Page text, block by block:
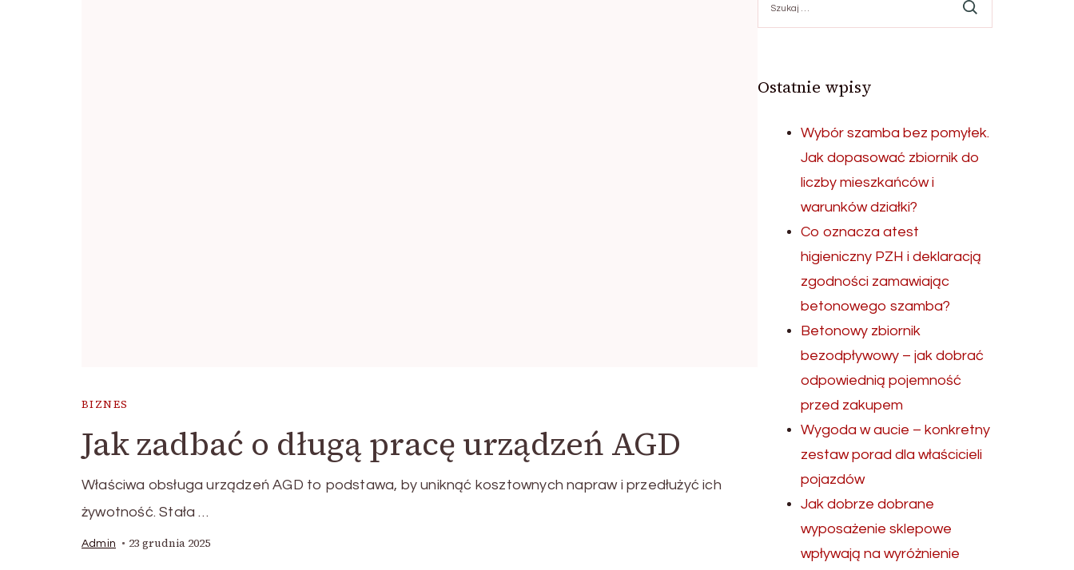
BIZNES
Jak zadbać o długą pracę urządzeń AGD
Właściwa obsługa urządzeń AGD to podstawa, by uniknąć kosztownych napraw i przedłużyć ich
żywotność. Stała …
Admin 23 grudnia 2025
Ostatnie wpisy
Wybór szamba bez pomyłek.
Jak dopasować zbiornik do
liczby mieszkańców i
warunków działki?
Co oznacza atest
higieniczny PZH i deklaracją
zgodności zamawiając
betonowego szamba?
Betonowy zbiornik
bezodpływowy – jak dobrać
odpowiednią pojemność
przed zakupem
Wygoda w aucie – konkretny
zestaw porad dla właścicieli
pojazdów
Jak dobrze dobrane
wyposażenie sklepowe
wpływają na wyróżnienie